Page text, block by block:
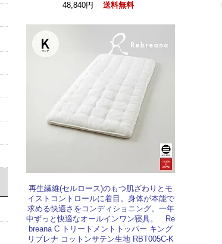
48,840円
送料無料
再生繊維(セルロース)のもつ肌ざわりとモ
イストコントロールに着目。身体が本能で
求める快適さをコンディショニング。一年
中ずっと快適なオールインワン寝具。 Re
breana C トリートメントトッパー キング
リブレナ コットンサテン生地 RBT005C-K